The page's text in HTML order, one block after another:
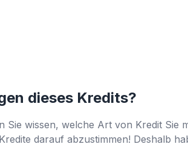
dieses Kredits?
Sie wissen, welche Art von Kredit Sie
darauf abzustimmen! Deshalb